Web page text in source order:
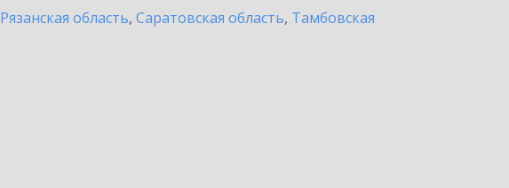
Рязанская область, Саратовская область, Тамбовская